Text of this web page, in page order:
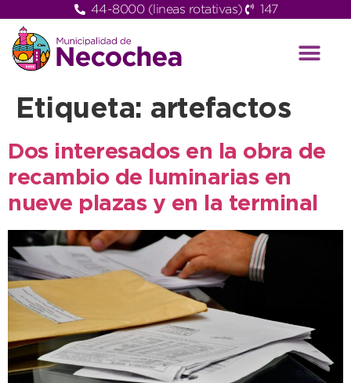
44-8000 (lineas rotativas) 147
Etiqueta: artefactos
Dos interesados en la obra de
recambio de luminarias en
nueve plazas y en la terminal